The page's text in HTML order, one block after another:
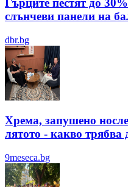
Гърците пестят до
слънчеви панели на
dbr.bg
Хрема, запушено
лятотo - какво трябва
9meseca.bg